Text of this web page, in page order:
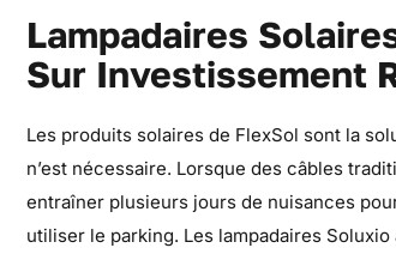
Lampadaires
Sur Investissement
Les produits solaires de FlexSol sont la
n’est nécessaire. Lorsque des câbles
entraîner plusieurs jours de nuisances
utiliser le parking. Les lampadaires